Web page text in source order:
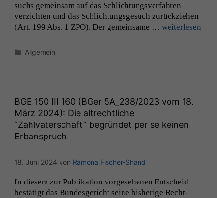
suchs gemein­sam auf das Schlich­tungsver­fahren
verzicht­en und das Schlich­tungs­ge­such zurückziehen
(Art. 199 Abs. 1 ZPO). Der gemein­same … weit­er­lesen
Kategorien
Allgemein
BGE 150 III 160 (BGer 5A_238/2023 vom 18.
März 2024): Die altrechtliche
“Zahlvaterschaft” begründet per se keinen
Erbanspruch
18. Juni 2024 von Ramona Fischer-Shand
In diesem zur Pub­lika­tion vorge­se­henen Entscheid
bestätigt das Bun­des­gericht seine bish­erige Recht­